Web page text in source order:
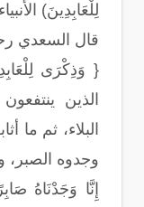
لِلْعَابِدِينَ) الأنبياء :
قال السعدي
{ وَذِكْرَى
الذين
البلاء، ثم ما
وجدوه الصبر،
إِنَّا وَجَدْنَاهُ